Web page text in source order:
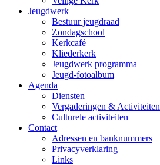
Jeugdwerk
Bestuur jeugdraad
Zondagschool
Kerkcafé
Kliederkerk
Jeugdwerk programma
Jeugd-fotoalbum
Agenda
Diensten
Vergaderingen & Activiteiten
Culturele activiteiten
Contact
Adressen en banknummers
Privacyverklaring
Links